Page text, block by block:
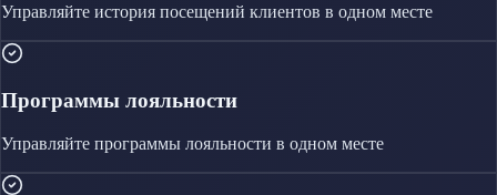
Управляйте история посещений клиентов в одном месте
Программы лояльности
Управляйте программы лояльности в одном месте